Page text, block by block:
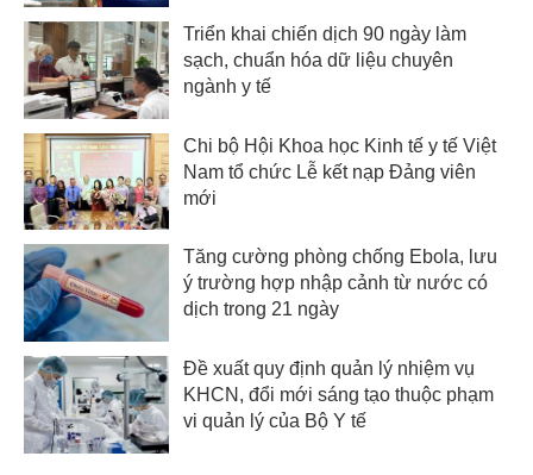
Triển khai chiến dịch 90 ngày làm
sạch, chuẩn hóa dữ liệu chuyên
ngành y tế
Chi bộ Hội Khoa học Kinh tế y tế Việt
Nam tổ chức Lễ kết nạp Đảng viên
mới
Tăng cường phòng chống Ebola, lưu
ý trường hợp nhập cảnh từ nước có
dịch trong 21 ngày
Đề xuất quy định quản lý nhiệm vụ
KHCN, đổi mới sáng tạo thuộc phạm
vi quản lý của Bộ Y tế